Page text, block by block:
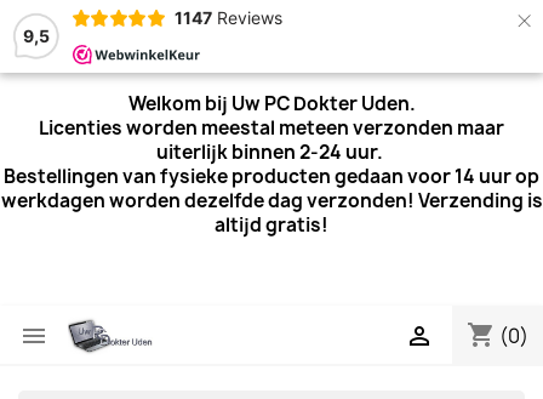
9,5
1147 Reviews ×
Welkom bij Uw PC Dokter Uden.
Licenties worden meestal meteen verzonden maar
uiterlijkbinnen 2-24 uur.
Bestellingen van fysieke producten gedaan voor 14 uur op
werkdagen worden dezelfde dag verzonden! Verzending is
altijd gratis!
 shopping_cart (0)
